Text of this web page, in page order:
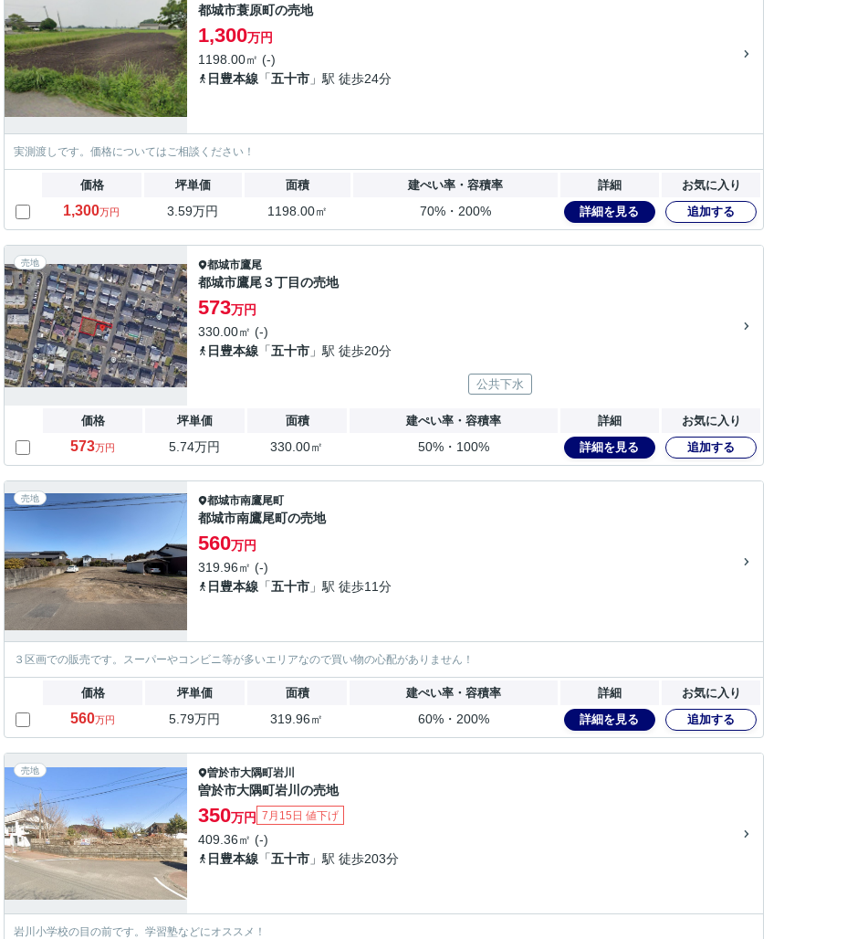
都城市蓑原町の売地
1,300万円
1198.00㎡ (-)
日豊本線 「五十市 」駅 徒歩24分
実測渡しです。価格についてはご相談ください！
価格 坪単価 面積 建ぺい率・容積率 詳細 お気に入り
1,300万円 3.59万円 1198.00㎡ 70%・200% 詳細を見る 追加する
売地 都城市鷹尾
都城市鷹尾３丁目の売地
573万円
330.00㎡ (-)
日豊本線 「五十市 」駅 徒歩20分
公共下水
価格 坪単価 面積 建ぺい率・容積率 詳細 お気に入り
573万円 5.74万円 330.00㎡ 50%・100% 詳細を見る 追加する
売地 都城市南鷹尾町
都城市南鷹尾町の売地
560万円
319.96㎡ (-)
日豊本線 「五十市 」駅 徒歩11分
３区画での販売です。スーパーやコンビニ等が多いエリアなので買い物の心配がありません！
価格 坪単価 面積 建ぺい率・容積率 詳細 お気に入り
560万円 5.79万円 319.96㎡ 60%・200% 詳細を見る 追加する
売地 曽於市大隅町岩川
曽於市大隅町岩川の売地
350万円 7月15日 値下げ
409.36㎡ (-)
日豊本線 「五十市 」駅 徒歩203分
岩川小学校の目の前です。学習塾などにオススメ！